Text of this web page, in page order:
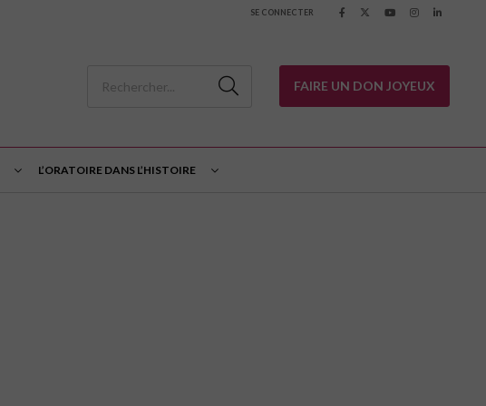
SE CONNECTER
FAIRE UN DON JOYEUX
L’ORATOIRE DANS L’HISTOIRE